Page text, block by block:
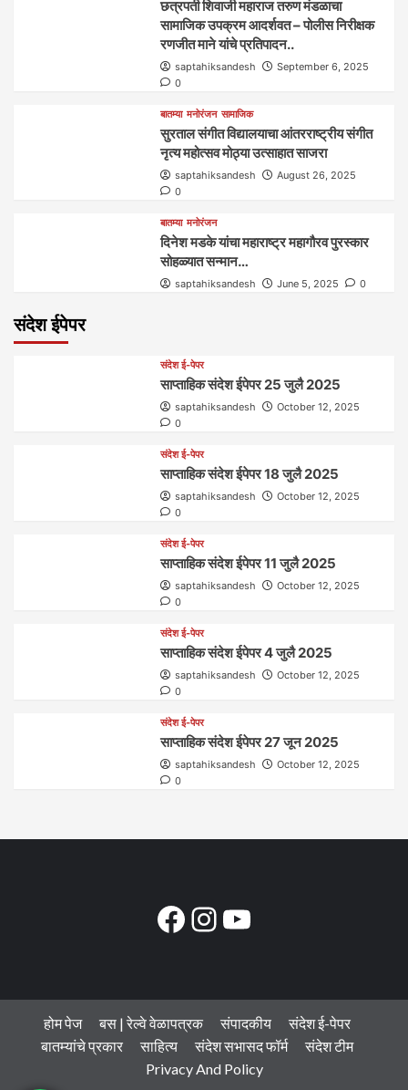
छत्रपती शिवाजी महाराज तरुण मंडळाचा
सामाजिक उपक्रम आदर्शवत – पोलीस निरीक्षक
रणजीत माने यांचे प्रतिपादन..
saptahiksandesh
September 6, 2025
0
बातम्या मनोरंजन सामाजिक
सुरताल संगीत विद्यालयाचा आंतरराष्ट्रीय संगीत
नृत्य महोत्सव मोठ्या उत्साहात साजरा
saptahiksandesh
August 26, 2025
0
बातम्या मनोरंजन
दिनेश मडके यांचा महाराष्ट्र महागौरव‌ पुरस्कार‌‌‌
सोहळ्यात सन्मान…
saptahiksandesh June 5, 2025 0
संदेश ईपेपर
संदेश ई-पेपर
साप्ताहिक संदेश ईपेपर 25 जुलै 2025
saptahiksandesh
October 12, 2025
0
संदेश ई-पेपर
साप्ताहिक संदेश ईपेपर 18 जुलै 2025
saptahiksandesh
October 12, 2025
0
संदेश ई-पेपर
साप्ताहिक संदेश ईपेपर 11 जुलै 2025
saptahiksandesh
October 12, 2025
0
संदेश ई-पेपर
साप्ताहिक संदेश ईपेपर 4 जुलै 2025
saptahiksandesh
October 12, 2025
0
संदेश ई-पेपर
साप्ताहिक संदेश ईपेपर 27 जून 2025
saptahiksandesh
October 12, 2025
0
Facebook
Instagram
YouTube
होम पेज बस | रेल्वे वेळापत्रक संपादकीय
संदेश ई-पेपर
बातम्यांचे प्रकार
साहित्य संदेश सभासद फॉर्म
संदेश टीम
Privacy And Policy